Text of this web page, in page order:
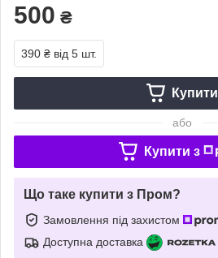
500 ₴
390 ₴ від 5 шт.
Купити
або
Купити з
Що таке купити з Пром?
Замовлення під захистом
Доступна доставка